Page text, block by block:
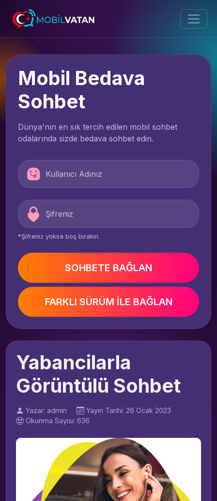
Mobil Bedava
Sohbet
Dünya'nın en sık tercih edilen mobil sohbet
odalarında sizde bedava sohbet edin.
*Şifreniz yoksa boş bırakın.
SOHBETE BAĞLAN
FARKLI SÜRÜM İLE BAĞLAN
Yabancilarla
Görüntülü Sohbet
Yazar: admin
Yayın Tarihi: 26 Ocak 2023
Okunma Sayısı: 636